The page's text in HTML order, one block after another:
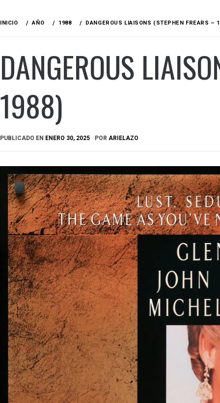
INICIO AÑO 1988 DANGEROUS LIAISONS (STEPHEN FREARS –
DANGEROUS
1988)
PUBLICADO EN ENERO 30, 2025 POR ARIELAZO